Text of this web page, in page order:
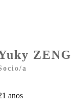
ZENG
a
anos